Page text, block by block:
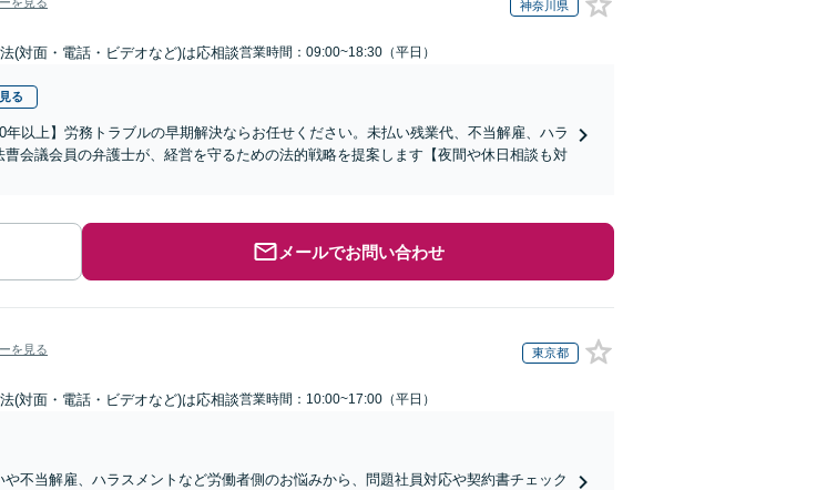
神奈川県
(対面・電話・ビデオなど)は応相談営業時間：09:00~18:30（平日）
る
年以上】労務トラブルの早期解決ならお任せください。未払い残業代、不当解雇、ハラ
会議会員の弁護士が、経営を守るための法的戦略を提案します【夜間や休日相談も対
メールでお問い合わせ
を見る 東京都
(対面・電話・ビデオなど)は応相談営業時間：10:00~17:00（平日）
や不当解雇、ハラスメントなど労働者側のお悩みから、問題社員対応や契約書チェック